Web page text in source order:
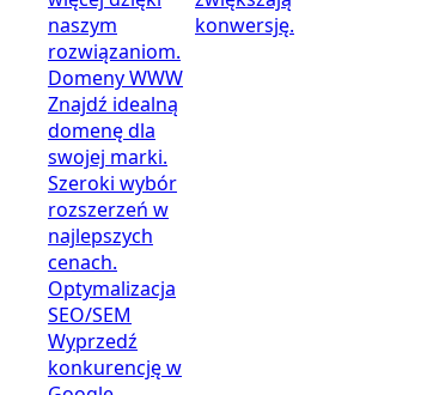
naszym
rozwiązaniom.
Domeny WWW
Znajdź idealną
domenę dla
swojej marki.
Szeroki wybór
rozszerzeń w
najlepszych
cenach.
Optymalizacja
SEO/SEM
Wyprzedź
konkurencję w
konwersję.